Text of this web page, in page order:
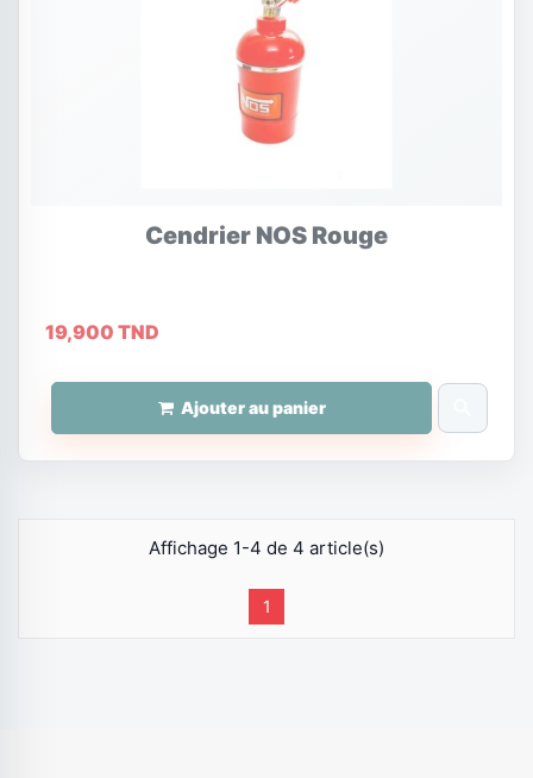
Cendrier NOS Rouge
19,900 TND
Ajouter au panier
Affichage 1-4 de 4 article(s)
1